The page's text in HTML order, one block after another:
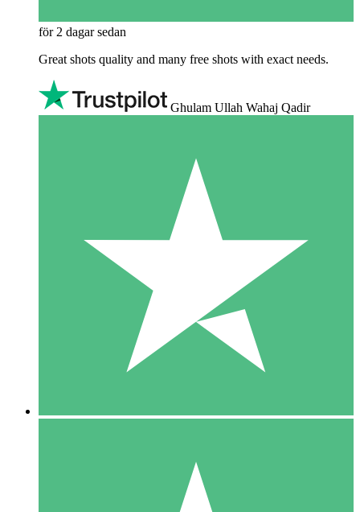
för 2 dagar sedan
Great shots quality and many free shots with exact needs.
Ghulam Ullah Wahaj Qadir